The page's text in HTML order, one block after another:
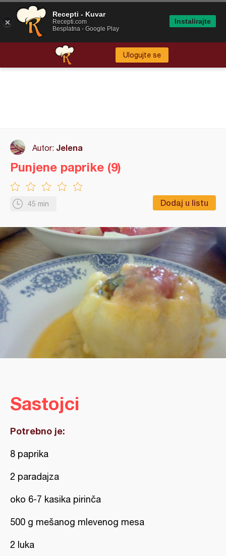
Ulogujte se
Autor: Jelena
45 min Dodaj u listu
Punjene paprike (9)
Sastojci
Potrebno je:
8 paprika
2 paradajza
oko 6-7 kasika pirinča
500 g mešanog mlevenog mesa
2 luka
Recepti - Kuvar
Recepti.com
Besplatna - Google Play
Instalirajte